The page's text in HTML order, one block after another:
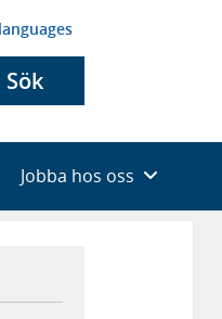
Sök
Jobba hos oss